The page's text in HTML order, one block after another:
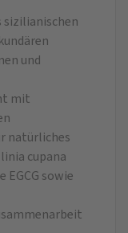
sizilianischen
und
mit
natürliches
cupana
sowie